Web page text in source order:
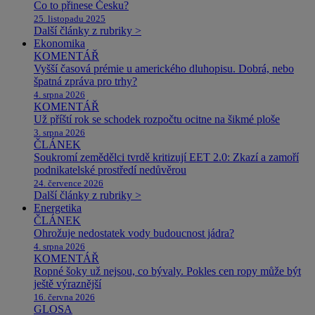
Co to přinese Česku?
25. listopadu 2025
Další články z rubriky >
Ekonomika
KOMENTÁŘ
Vyšší časová prémie u amerického dluhopisu. Dobrá, nebo
špatná zpráva pro trhy?
4. srpna 2026
KOMENTÁŘ
Už příští rok se schodek rozpočtu ocitne na šikmé ploše
3. srpna 2026
ČLÁNEK
Soukromí zemědělci tvrdě kritizují EET 2.0: Zkazí a zamoří
podnikatelské prostředí nedůvěrou
24. července 2026
Další články z rubriky >
Energetika
ČLÁNEK
Ohrožuje nedostatek vody budoucnost jádra?
4. srpna 2026
KOMENTÁŘ
Ropné šoky už nejsou, co bývaly. Pokles cen ropy může být
ještě výraznější
16. června 2026
GLOSA